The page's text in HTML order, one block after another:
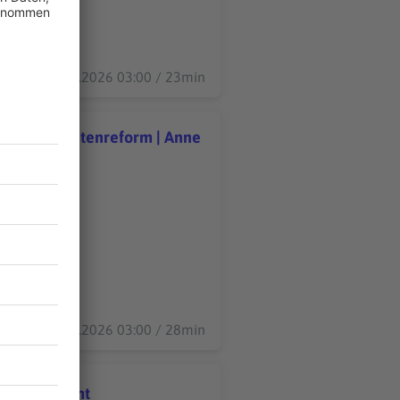
04.08.2026 03:00 / 23min
| Anne Schwedt
die Rentenreform | Anne
03.08.2026 03:00 / 28min
Nacht